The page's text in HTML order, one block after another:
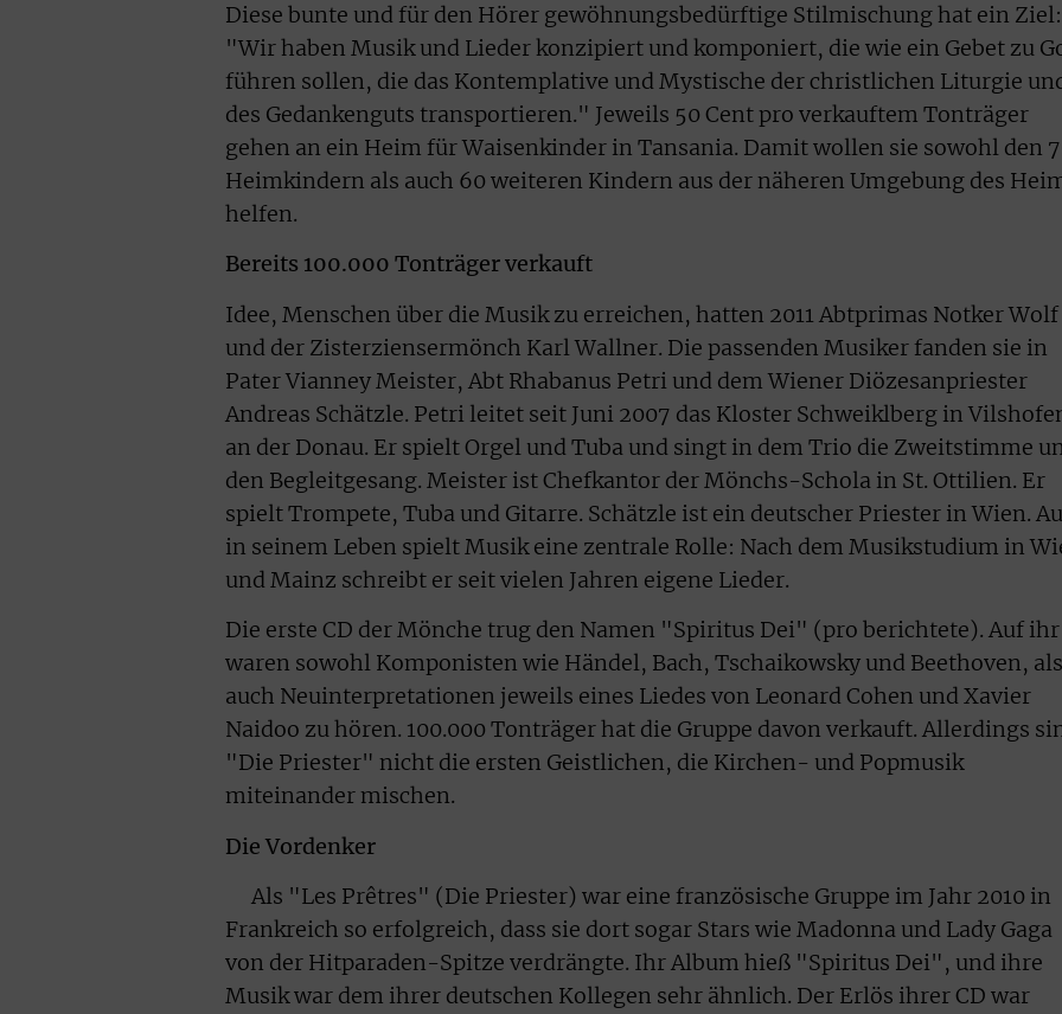
Diese bunte und für den Hörer gewöhnungsbedürftige Stilmischung hat ein Ziel:
"Wir haben Musik und Lieder konzipiert und komponiert, die wie ein Gebet zu
führen sollen, die das Kontemplative und Mystische der christlichen Liturgie
des Gedankenguts transportieren." Jeweils 50 Cent pro verkauftem Tonträger
gehen an ein Heim für Waisenkinder in Tansania. Damit wollen sie sowohl den
Heimkindern als auch 60 weiteren Kindern aus der näheren Umgebung des
helfen.
Bereits 100.000 Tonträger verkauft
Idee, Menschen über die Musik zu erreichen, hatten 2011 Abtprimas Notker Wolf
und der Zisterziensermönch Karl Wallner. Die passenden Musiker fanden sie in
Pater Vianney Meister, Abt Rhabanus Petri und dem Wiener Diözesanpriester
Andreas Schätzle. Petri leitet seit Juni 2007 das Kloster Schweiklberg in
an der Donau. Er spielt Orgel und Tuba und singt in dem Trio die Zweitstimme
den Begleitgesang. Meister ist Chefkantor der Mönchs-Schola in St. Ottilien. Er
spielt Trompete, Tuba und Gitarre. Schätzle ist ein deutscher Priester in Wien.
in seinem Leben spielt Musik eine zentrale Rolle: Nach dem Musikstudium in
und Mainz schreibt er seit vielen Jahren eigene Lieder.
Die erste CD der Mönche trug den Namen "Spiritus Dei" (pro berichtete). Auf ihr
waren sowohl Komponisten wie Händel, Bach, Tschaikowsky und Beethoven, als
auch Neuinterpretationen jeweils eines Liedes von Leonard Cohen und Xavier
Naidoo zu hören. 100.000 Tonträger hat die Gruppe davon verkauft. Allerdings
"Die Priester" nicht die ersten Geistlichen, die Kirchen- und Popmusik
miteinander mischen.
Die Vordenker
Als "Les Prêtres" (Die Priester) war eine französische Gruppe im Jahr 2010 in
Frankreich so erfolgreich, dass sie dort sogar Stars wie Madonna und Lady Gaga
von der Hitparaden-Spitze verdrängte. Ihr Album hieß "Spiritus Dei", und ihre
Musik war dem ihrer deutschen Kollegen sehr ähnlich. Der Erlös ihrer CD war